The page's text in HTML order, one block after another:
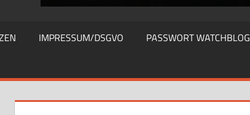
IMPRESSUM/DSGVO PASSWORT WATCHBLOG